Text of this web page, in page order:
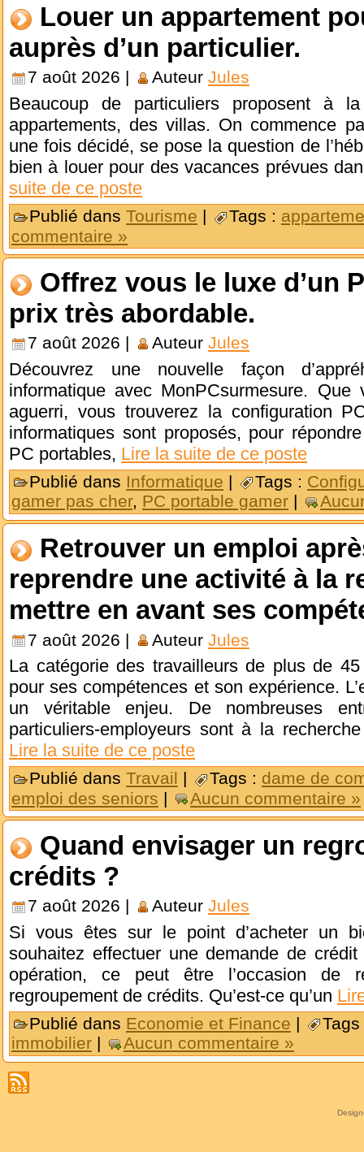
Louer un appartement
auprès d’un particulier.
7 août 2026 | Auteur Jules
Beaucoup de particuliers proposent à
appartements, des villas. On commence
une fois décidé, se pose la question de
bien à louer pour des vacances prévues
suite de ce poste
Publié dans Tourisme | Tags :
commentaire »
Offrez vous le luxe d’un
prix très abordable.
7 août 2026 | Auteur Jules
Découvrez une nouvelle façon
informatique avec MonPCsurmesure.
aguerri, vous trouverez la configuration
informatiques sont proposés, pour
PC portables, Lire la suite de ce poste
Publié dans Informatique | Tags :
gamer pas cher, PC portable gamer |
Retrouver un emploi
reprendre une activité à la
mettre en avant ses
7 août 2026 | Auteur Jules
La catégorie des travailleurs de plus de
pour ses compétences et son expérience.
un véritable enjeu. De nombreuses
particuliers-employeurs sont à la
Lire la suite de ce poste
Publié dans Travail | Tags : dame de
emploi des seniors | Aucun commentaire »
Quand envisager un
crédits ?
7 août 2026 | Auteur Jules
Si vous êtes sur le point d’acheter un
souhaitez effectuer une demande de
opération, ce peut être l’occasion de
regroupement de crédits. Qu’est-ce qu’un
Publié dans Economie et Finance |
immobilier | Aucun commentaire »